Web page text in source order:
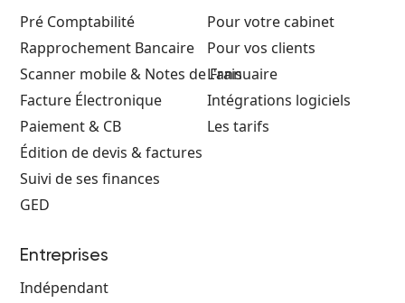
Pré Comptabilité
Rapprochement Bancaire
Scanner mobile & Notes de Frais
Facture Électronique
Paiement & CB
Édition de devis & factures
Suivi de ses finances
GED
Pour votre cabinet
Pour vos clients
L'annuaire
Intégrations logiciels
Les tarifs
Entreprises
Indépendant